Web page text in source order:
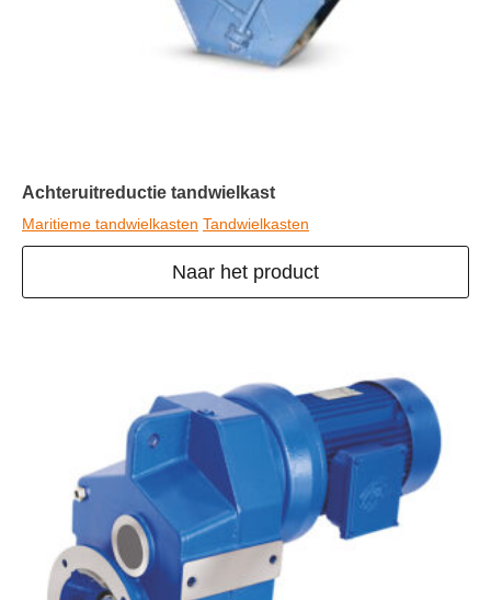
Achteruitreductie tandwielkast
Maritieme tandwielkasten Tandwielkasten
Naar het product